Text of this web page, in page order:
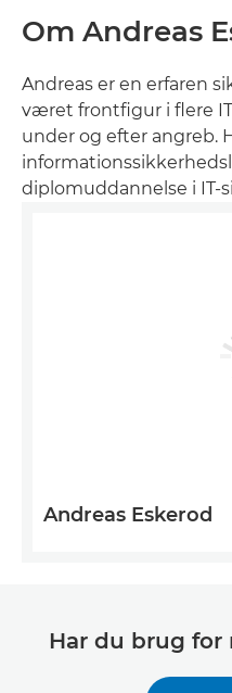
Om Andreas
Andreas er en erfaren
været frontfigur i flere
under og efter angreb.
diplomuddannelse i IT-
Andreas Eskerod
Har du brug for